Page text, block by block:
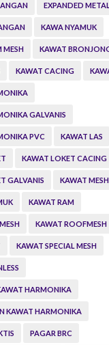
EXPANDED METAL
KAWA NYAMUK
MESH KAWAT
KAWAT CACING
GALVANIS
PVC KAWAT LAS
KAWAT LOKET CACING
GALVANIS KAWAT MESH
KAWAT RAM
KAWAT ROOFMESH
KAWAT SPECIAL MESH
HARMONIKA
KAWAT HARMONIKA
PAGAR BRC